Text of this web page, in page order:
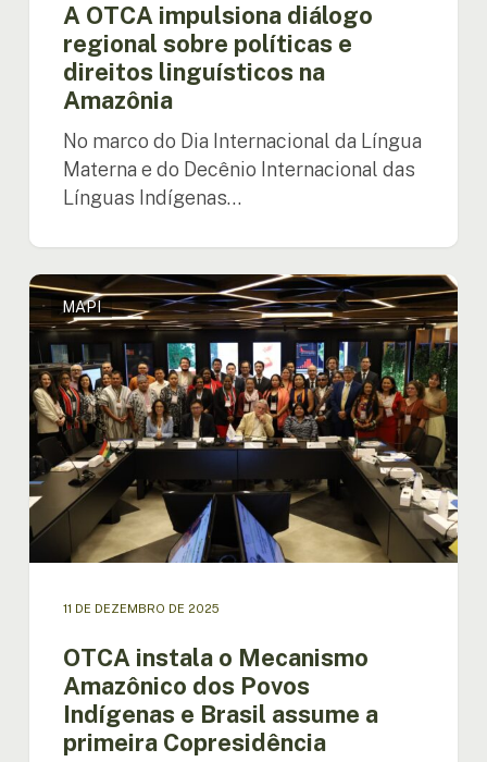
A OTCA impulsiona diálogo
regional sobre políticas e
direitos linguísticos na
Amazônia
No marco do Dia Internacional da Língua
Materna e do Decênio Internacional das
Línguas Indígenas…
OTCA
instala
o
Mecanismo
Amazônico
dos
Povos
Indígenas
e
Brasil
assume
MAPI
11 DE DEZEMBRO DE 2025
OTCA instala o Mecanismo
Amazônico dos Povos
Indígenas e Brasil assume a
primeira Copresidência